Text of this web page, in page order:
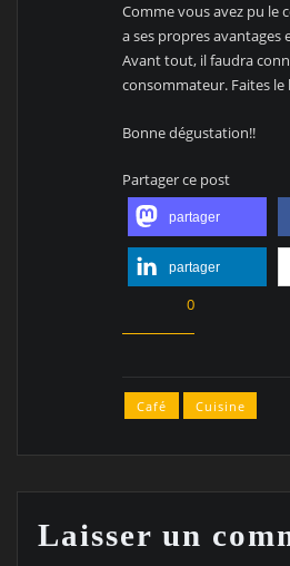
Comme vous avez pu le
a ses propres avantages
Avant tout, il faudra
consommateur. Faites le
Bonne dégustation!!
Partager ce post
partager
partager
0
Café Cuisine
Laisser un